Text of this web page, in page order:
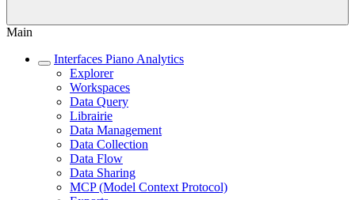
Main
Interfaces Piano Analytics
Explorer
Workspaces
Data Query
Librairie
Data Management
Data Collection
Data Flow
Data Sharing
MCP (Model Context Protocol)